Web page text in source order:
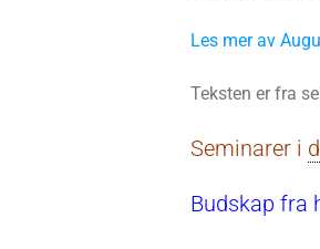
Les mer av
Teksten er fra
Seminarer i
Budskap fra